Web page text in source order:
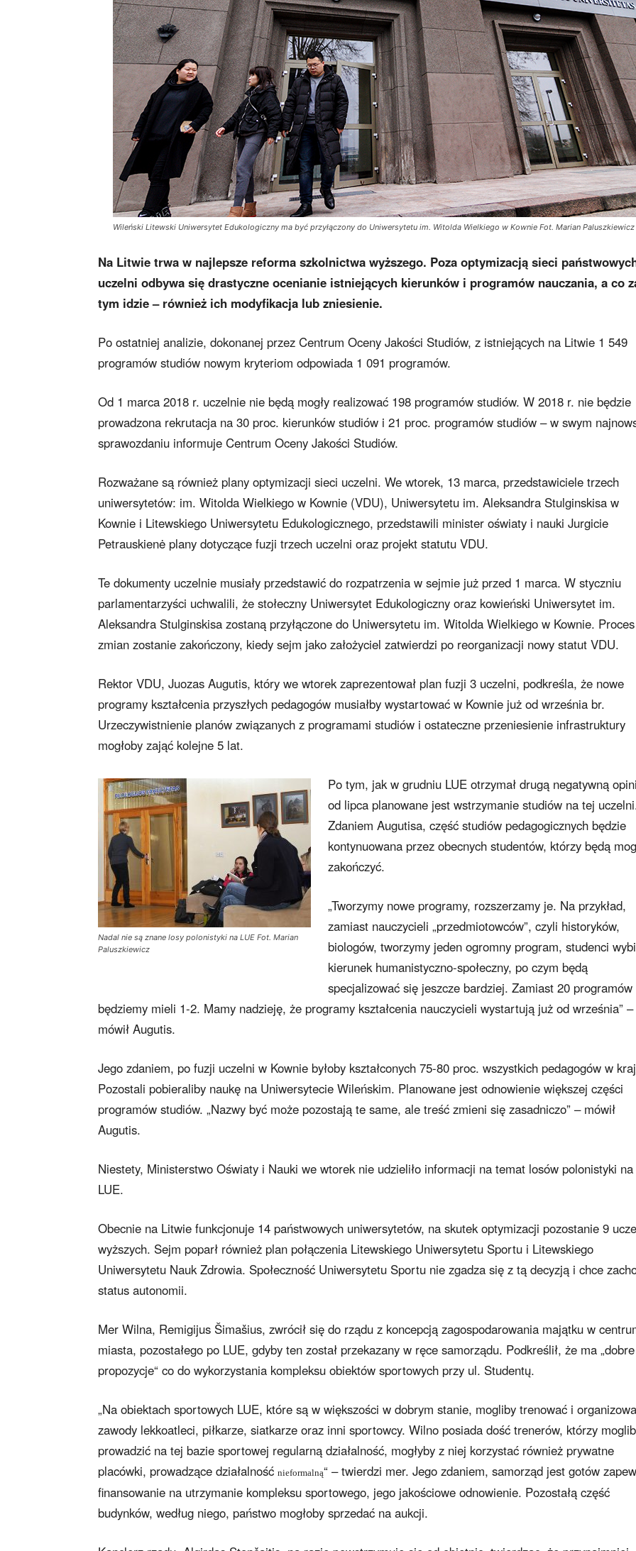
Wileński Litewski Uniwersytet Edukologiczny ma być przyłączony do Uniwersytetu im. Witolda Wielkiego w Kownie Fot. Marian Paluszkiewicz
Na Litwie trwa w najlepsze reforma szkolnictwa wyższego. Poza optymizacją sieci
uczelni odbywa się drastyczne ocenianie istniejących kierunków i programów nauczania, a co
tym idzie – również ich modyfikacja lub zniesienie.
Po ostatniej analizie, dokonanej przez Centrum Oceny Jakości Studiów, z istniejących na Litwie 1 549
programów studiów nowym kryteriom odpowiada 1 091 programów.
Od 1 marca 2018 r. uczelnie nie będą mogły realizować 198 programów studiów. W 2018 r. nie będzie
prowadzona rekrutacja na 30 proc. kierunków studiów i 21 proc. programów studiów – w swym
sprawozdaniu informuje Centrum Oceny Jakości Studiów.
Rozważane są również plany optymizacji sieci uczelni. We wtorek, 13 marca, przedstawiciele trzech
uniwersytetów: im. Witolda Wielkiego w Kownie (VDU), Uniwersytetu im. Aleksandra Stulginskisa w
Kownie i Litewskiego Uniwersytetu Edukologicznego, przedstawili minister oświaty i nauki Jurgicie
Petrauskienė plany dotyczące fuzji trzech uczelni oraz projekt statutu VDU.
Te dokumenty uczelnie musiały przedstawić do rozpatrzenia w sejmie już przed 1 marca. W styczniu
parlamentarzyści uchwalili, że stołeczny Uniwersytet Edukologiczny oraz kowieński Uniwersytet im.
Aleksandra Stulginskisa zostaną przyłączone do Uniwersytetu im. Witolda Wielkiego w Kownie. Proces
zmian zostanie zakończony, kiedy sejm jako założyciel zatwierdzi po reorganizacji nowy statut VDU.
Rektor VDU, Juozas Augutis, który we wtorek zaprezentował plan fuzji 3 uczelni, podkreśla, że nowe
programy kształcenia przyszłych pedagogów musiałby wystartować w Kownie już od września br.
Urzeczywistnienie planów związanych z programami studiów i ostateczne przeniesienie infrastruktury
mogłoby zająć kolejne 5 lat.
Nadal nie są znane losy polonistyki na LUE Fot. Marian
Paluszkiewicz
Po tym, jak w grudniu LUE otrzymał drugą negatywną
od lipca planowane jest wstrzymanie studiów na tej
Zdaniem Augutisa, część studiów pedagogicznych będzie
kontynuowana przez obecnych studentów, którzy będą
zakończyć.
„Tworzymy nowe programy, rozszerzamy je. Na przykład,
zamiast nauczycieli „przedmiotowców”, czyli historyków,
biologów, tworzymy jeden ogromny program, studenci
kierunek humanistyczno-społeczny, po czym będą
specjalizować się jeszcze bardziej. Zamiast 20 programów
będziemy mieli 1-2. Mamy nadzieję, że programy kształcenia nauczycieli wystartują już od września” –
mówił Augutis.
Jego zdaniem, po fuzji uczelni w Kownie byłoby kształconych 75-80 proc. wszystkich pedagogów w
Pozostali pobieraliby naukę na Uniwersytecie Wileńskim. Planowane jest odnowienie większej części
programów studiów. „Nazwy być może pozostają te same, ale treść zmieni się zasadniczo” – mówił
Augutis.
Niestety, Ministerstwo Oświaty i Nauki we wtorek nie udzieliło informacji na temat losów polonistyki na
LUE.
Obecnie na Litwie funkcjonuje 14 państwowych uniwersytetów, na skutek optymizacji pozostanie 9
wyższych. Sejm poparł również plan połączenia Litewskiego Uniwersytetu Sportu i Litewskiego
Uniwersytetu Nauk Zdrowia. Społeczność Uniwersytetu Sportu nie zgadza się z tą decyzją i chce
status autonomii.
Mer Wilna, Remigijus Šimašius, zwrócił się do rządu z koncepcją zagospodarowania majątku w
miasta, pozostałego po LUE, gdyby ten został przekazany w ręce samorządu. Podkreślił, że ma „dobre
propozycje“ co do wykorzystania kompleksu obiektów sportowych przy ul. Studentų.
„Na obiektach sportowych LUE, które są w większości w dobrym stanie, mogliby trenować i
zawody lekkoatleci, piłkarze, siatkarze oraz inni sportowcy. Wilno posiada dość trenerów, którzy
prowadzić na tej bazie sportowej regularną działalność, mogłyby z niej korzystać również prywatne
placówki, prowadzące działalność nieformalną“ – twierdzi mer. Jego zdaniem, samorząd jest gotów
finansowanie na utrzymanie kompleksu sportowego, jego jakościowe odnowienie. Pozostałą część
budynków, według niego, państwo mogłoby sprzedać na aukcji.